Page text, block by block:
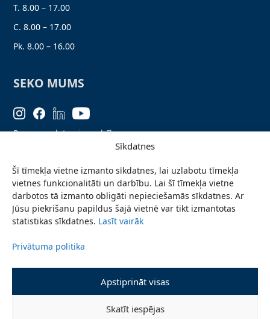
Sīkdatnes
Šī tīmekļa vietne izmanto sīkdatnes, lai uzlabotu tīmekļa
vietnes funkcionalitāti un darbību. Lai šī tīmekļa vietne
darbotos tā izmanto obligāti nepieciešamās sīkdatnes. Ar
Jūsu piekrišanu papildus šajā vietnē var tikt izmantotas
statistikas sīkdatnes. Lasīt vairāk
Privātuma politika
Apstiprināt visas
Skatīt iespējas
T. 8.00 – 17.00
C. 8.00 – 17.00
Pk. 8.00 – 16.00
SEKO MUMS
Personas datu aizsardzība
Ziņo par problēmu
Pieteikties jaunumiem
Piekļūstamības paziņojums
© 2026 Valmieras novada pašvaldība